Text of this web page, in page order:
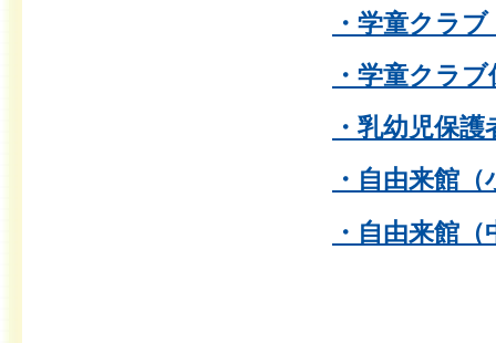
・学童クラ
・学童クラ
・乳幼児保
・自由来館
・自由来館